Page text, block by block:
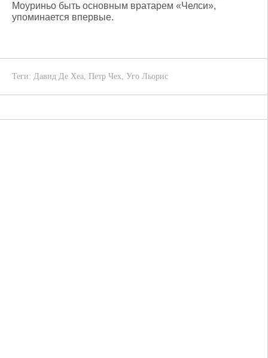
Моуриньо быть основным вратарем «Челси»,
упоминается впервые.
Теги: Давид Де Хеа, Петр Чех, Уго Льорис